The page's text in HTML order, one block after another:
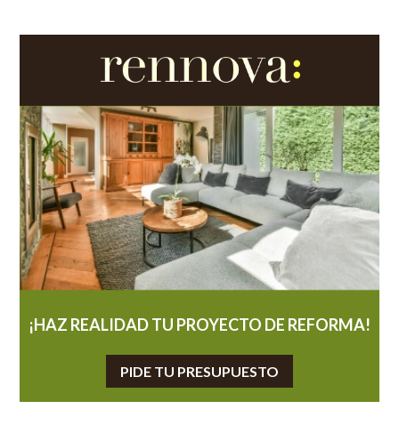
¡HAZ REALIDAD TU PROYECTO DE REFORMA!
PIDE TU PRESUPUESTO